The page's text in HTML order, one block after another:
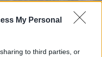
My Personal
to third parties, or